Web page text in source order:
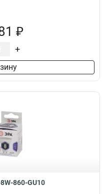
₽
+
860-GU10